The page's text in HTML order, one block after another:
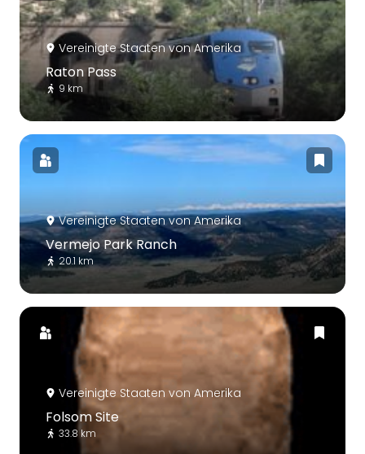
Vereinigte Staaten von Amerika
Raton Pass
9 km
Vereinigte Staaten von Amerika
Vermejo Park Ranch
20.1 km
Vereinigte Staaten von Amerika
Folsom Site
33.8 km